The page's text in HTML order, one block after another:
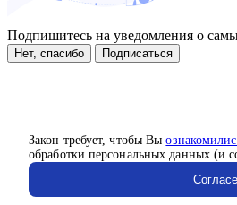
Закон требует, чтобы Вы
обработки персональных данных (и
Подпишитесь на уведомления о
Нет, спасибо Подписаться